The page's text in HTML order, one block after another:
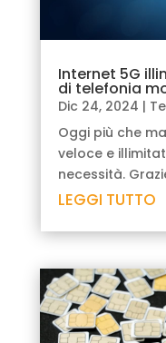
Internet 5G
di telefonia
Dic 24, 2024 |
Oggi più che
veloce e
necessità.
LEGGI TUTTO